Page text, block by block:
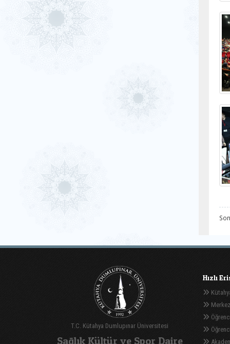
T.C. Kütahya Dumlupınar Üniversitesi
Sağlık Kültür ve Spor Daire
Hızlı